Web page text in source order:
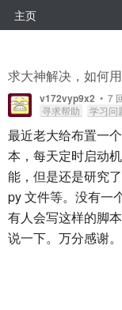
主页
求大神解决，如何
v172vyp9x2 • 7
寻求帮助
学习问
最近老大给布置一
本，每天定时启动
能，但是还是研究
py 文件等。没有一
有人会写这样的脚
说一下。万分感谢。